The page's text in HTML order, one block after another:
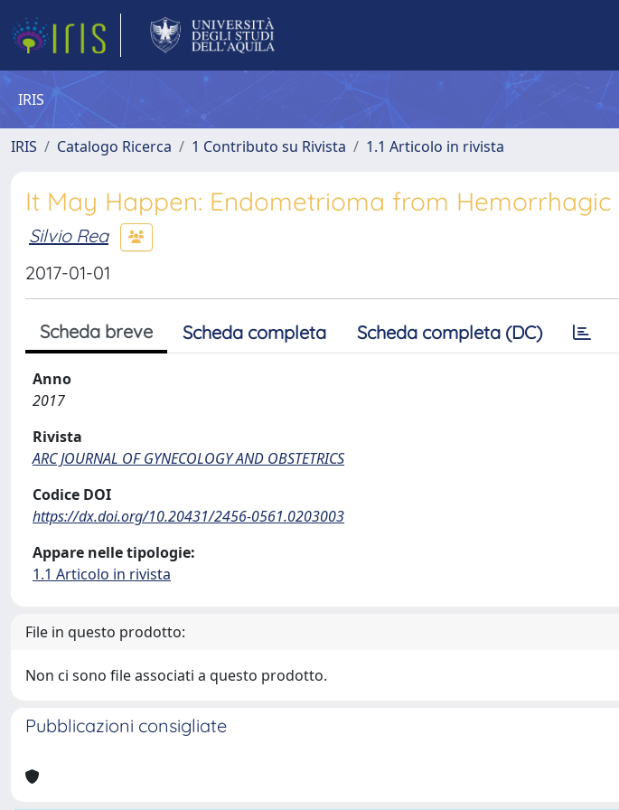
IRIS
IRIS Catalogo Ricerca 1 Contributo su Rivista 1.1 Articolo in rivista
It May Happen: Endometrioma from Hemorrhagic
Silvio Rea
2017-01-01
Scheda breve Scheda completa Scheda completa (DC)
Anno
2017
Rivista
ARC JOURNAL OF GYNECOLOGY AND OBSTETRICS
Codice DOI
https://dx.doi.org/10.20431/2456-0561.0203003
Appare nelle tipologie:
1.1 Articolo in rivista
File in questo prodotto:
Non ci sono file associati a questo prodotto.
Pubblicazioni consigliate